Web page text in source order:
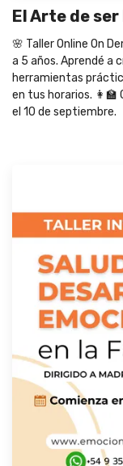
El Arte de
🌸 Taller Online On
a 5 años. Aprendé a
herramientas
en tus horarios. 👩‍🏫
el 10 de septiembre.